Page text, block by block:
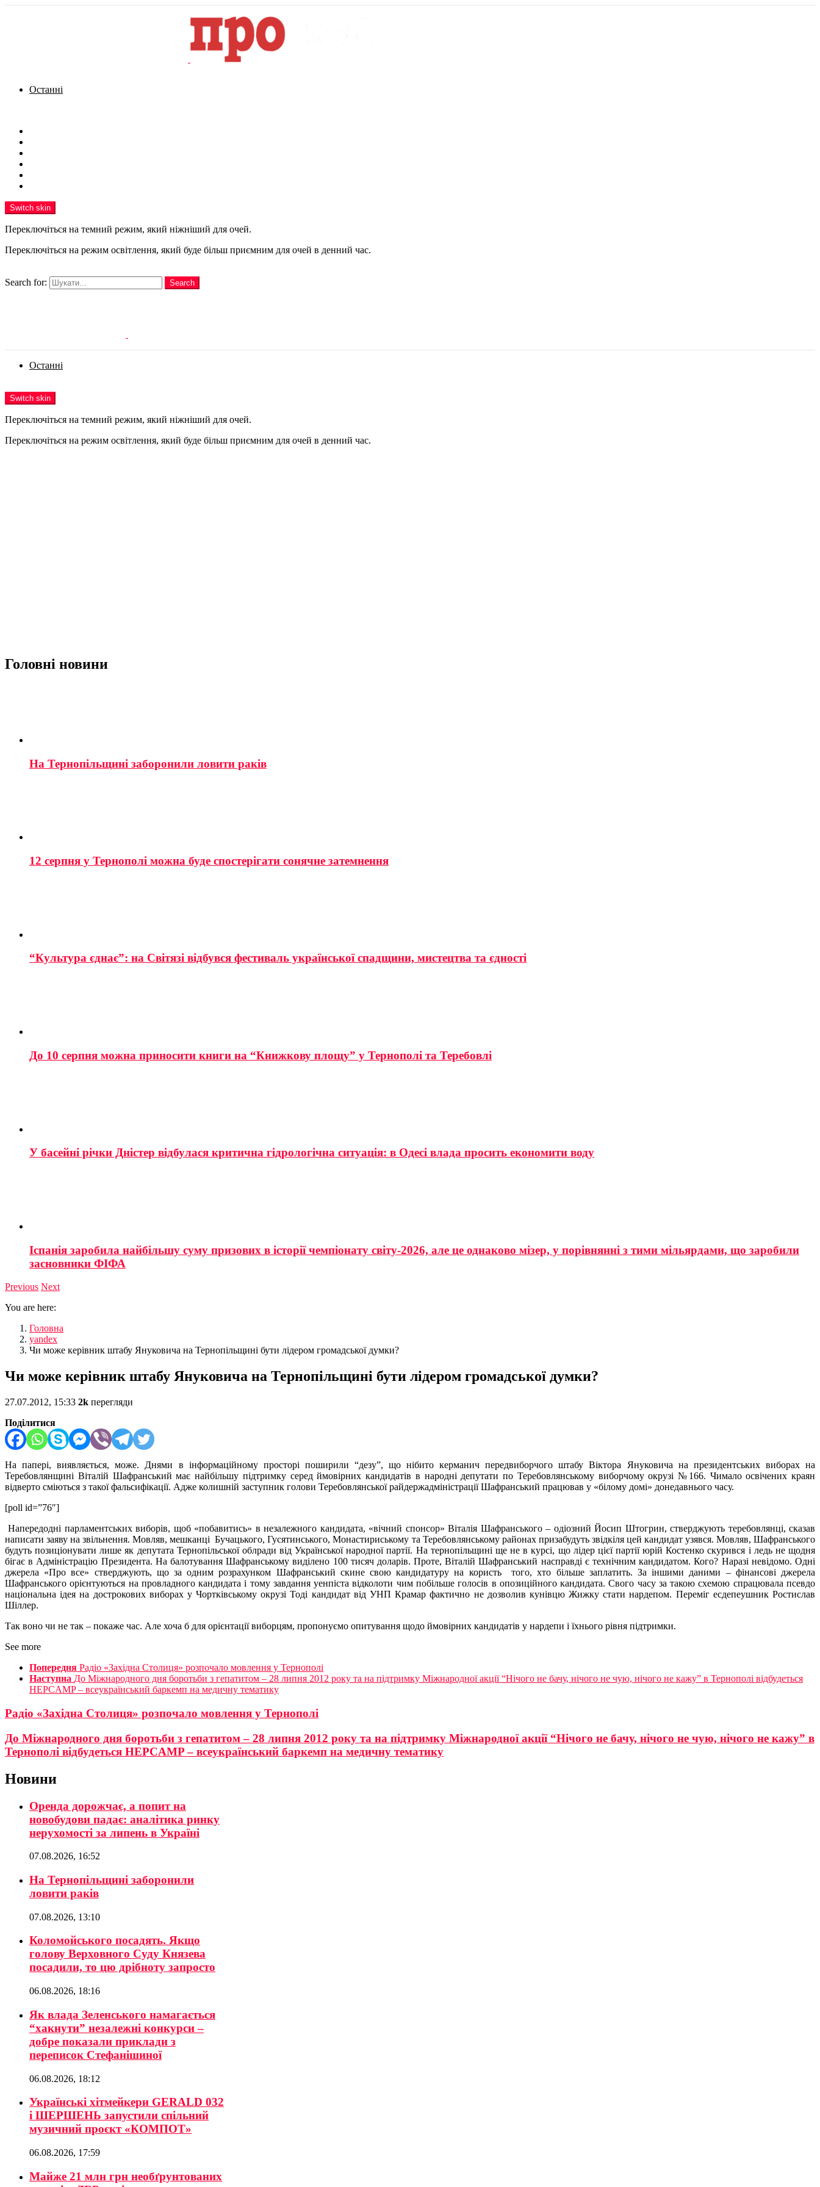
Останні
Switch skin
Переключіться на темний режим, який ніжніший для очей.
Переключіться на режим освітлення, який буде більш приємним для очей в денний час.
Search for:
Search
Останні
Switch skin
Переключіться на темний режим, який ніжніший для очей.
Переключіться на режим освітлення, який буде більш приємним для очей в денний час.
Головні новини
На Тернопільщині заборонили ловити раків
12 серпня у Тернополі можна буде спостерігати сонячне затемнення
“Культура єднає”: на Світязі відбувся фестиваль української спадщини, мистецтва та єдності
До 10 серпня можна приносити книги на “Книжкову площу” у Тернополі та Теребовлі
У басейні річки Дністер відбулася критична гідрологічна ситуація: в Одесі влада просить економити воду
Іспанія заробила найбільшу суму призових в історії чемпіонату світу-2026, але це однаково мізер, у порівнянні з тими мільярдами, що заробили
засновники ФІФА
Previous Next
You are here:
Головна
yandex
Чи може керівник штабу Януковича на Тернопільщині бути лідером громадської думки?
Чи може керівник штабу Януковича на Тернопільщині бути лідером громадської думки?
27.07.2012, 15:33 2k перегляди
Поділитися
На папері, виявляється, може. Днями в інформаційному просторі поширили “дезу”, що нібито керманич передвиборчого штабу Віктора Януковича на президентських виборах на
Теребовлянщині Віталій Шафранський має найбільшу підтримку серед ймовірних кандидатів в народні депутати по Теребовлянському виборчому окрузі №166. Чимало освічених краян
відверто сміються з такої фальсифікації. Адже колишній заступник голови Теребовлянської райдержадміністрації Шафранський працював у «білому домі» донедавнього часу.
[poll id=”76″]
Напередодні парламентських виборів, щоб «побавитись» в незалежного кандидата, «вічний спонсор» Віталія Шафранського – одіозний Йосип Штогрин, стверджують теребовлянці, сказав
написати заяву на звільнення. Мовляв, мешканці Бучацького, Гусятинського, Монастириському та Теребовлянському районах призабудуть звідкіля цей кандидат узявся. Мовляв, Шафранського
будуть позиціонувати лише як депутата Тернопільської облради від Української народної партії. На тернопільщині ще не в курсі, що лідер цієї партії юрій Костенко скурився і ледь не щодня
бігає в Адміністрацію Президента. На балотування Шафранському виділено 100 тисяч доларів. Проте, Віталій Шафранський насправді є технічним кандидатом. Кого? Наразі невідомо. Одні
джерела «Про все» стверджують, що за одним розрахунком Шафранський скине свою кандидатуру на користь того, хто більше заплатить. За іншими даними – фінансові джерела
Шафранського орієнтуються на провладного кандидата і тому завдання уенпіста відколоти чим побільше голосів в опозиційного кандидата. Свого часу за такою схемою спрацювала псевдо
національна ідея на дострокових виборах у Чортківському окрузі Тоді кандидат від УНП Крамар фактично не дозволив кунівцю Жижку стати нардепом. Переміг есдепеушник Ростислав
Шіллер.
Так воно чи не так – покаже час. Але хоча б для орієнтації виборцям, пропонуємо опитування щодо ймовірних кандидатів у нардепи і їхнього рівня підтримки.
See more
Попередня Радіо «Західна Столиця» розпочало мовлення у Тернополі
Наступна До Міжнародного дня боротьби з гепатитом – 28 липня 2012 року та на підтримку Міжнародної акції “Нічого не бачу, нічого не чую, нічого не кажу” в Тернополі відбудеться
HEPCAMP – всеукраїнський баркемп на медичну тематику
Радіо «Західна Столиця» розпочало мовлення у Тернополі
До Міжнародного дня боротьби з гепатитом – 28 липня 2012 року та на підтримку Міжнародної акції “Нічого не бачу, нічого не чую, нічого не кажу” в
Тернополі відбудеться HEPCAMP – всеукраїнський баркемп на медичну тематику
Новини
Оренда дорожчає, а попит на
новобудови падає: аналітика ринку
нерухомості за липень в Україні
07.08.2026, 16:52
На Тернопільщині заборонили
ловити раків
07.08.2026, 13:10
Коломойського посадять. Якщо
голову Верховного Суду Князева
посадили, то цю дрібноту запросто
06.08.2026, 18:16
Як влада Зеленського намагається
“хакнути” незалежні конкурси –
добре показали приклади з
переписок Стефанішиної
06.08.2026, 18:12
Українські хітмейкери GERALD 032
і ШЕРШЕНЬ запустили спільний
музичний проєкт «КОМПОТ»
06.08.2026, 17:59
Майже 21 млн грн необґрунтованих